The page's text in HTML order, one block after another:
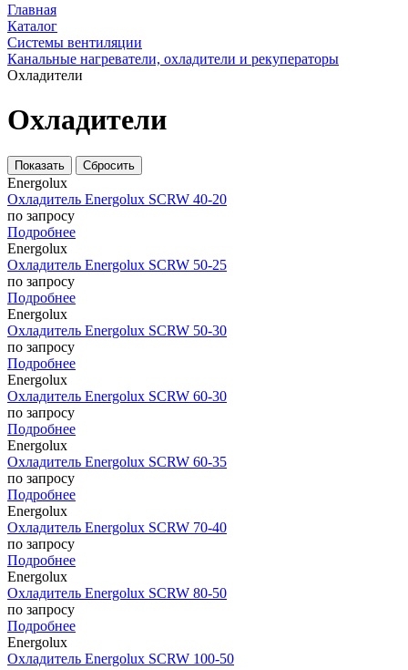
Главная
Каталог
Системы вентиляции
Канальные нагреватели, охладители и рекуператоры
Охладители
Охладители
Energolux
Охладитель Energolux SCRW 40-20
по запросу
Подробнее
Energolux
Охладитель Energolux SCRW 50-25
по запросу
Подробнее
Energolux
Охладитель Energolux SCRW 50-30
по запросу
Подробнее
Energolux
Охладитель Energolux SCRW 60-30
по запросу
Подробнее
Energolux
Охладитель Energolux SCRW 60-35
по запросу
Подробнее
Energolux
Охладитель Energolux SCRW 70-40
по запросу
Подробнее
Energolux
Охладитель Energolux SCRW 80-50
по запросу
Подробнее
Energolux
Охладитель Energolux SCRW 100-50